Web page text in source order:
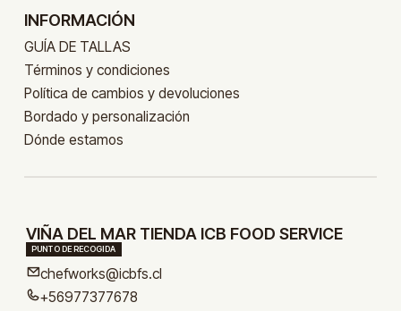
INFORMACIÓN
GUÍA DE TALLAS
Términos y condiciones
Política de cambios y devoluciones
Bordado y personalización
Dónde estamos
VIÑA DEL MAR TIENDA ICB FOOD SERVICE
PUNTO DE RECOGIDA
chefworks@icbfs.cl
+56977377678